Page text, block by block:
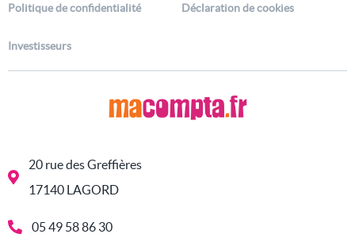
20 rue des Greffières
17140 LAGORD
05 49 58 86 30
Politique de confidentialité Déclaration de cookies
Investisseurs